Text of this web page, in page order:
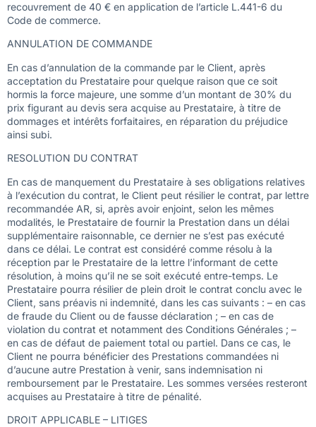
recouvrement de 40 € en application de l’article L.441-6 du
Code de commerce.
ANNULATION DE COMMANDE
En cas d’annulation de la commande par le Client, après
acceptation du Prestataire pour quelque raison que ce soit
hormis la force majeure, une somme d’un montant de 30% du
prix figurant au devis sera acquise au Prestataire, à titre de
dommages et intérêts forfaitaires, en réparation du préjudice
ainsi subi.
RESOLUTION DU CONTRAT
En cas de manquement du Prestataire à ses obligations relatives
à l’exécution du contrat, le Client peut résilier le contrat, par lettre
recommandée AR, si, après avoir enjoint, selon les mêmes
modalités, le Prestataire de fournir la Prestation dans un délai
supplémentaire raisonnable, ce dernier ne s’est pas exécuté
dans ce délai. Le contrat est considéré comme résolu à la
réception par le Prestataire de la lettre l’informant de cette
résolution, à moins qu’il ne se soit exécuté entre-temps. Le
Prestataire pourra résilier de plein droit le contrat conclu avec le
Client, sans préavis ni indemnité, dans les cas suivants : – en cas
de fraude du Client ou de fausse déclaration ; – en cas de
violation du contrat et notamment des Conditions Générales ; –
en cas de défaut de paiement total ou partiel. Dans ce cas, le
Client ne pourra bénéficier des Prestations commandées ni
d’aucune autre Prestation à venir, sans indemnisation ni
remboursement par le Prestataire. Les sommes versées resteront
acquises au Prestataire à titre de pénalité.
DROIT APPLICABLE – LITIGES